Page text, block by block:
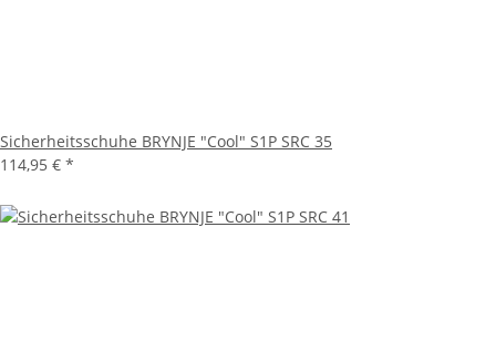
Sicherheitsschuhe BRYNJE "Cool" S1P SRC 35
114,95 € *